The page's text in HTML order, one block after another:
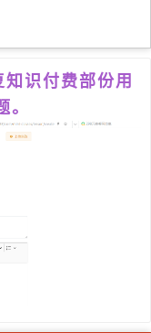
识付费部份用